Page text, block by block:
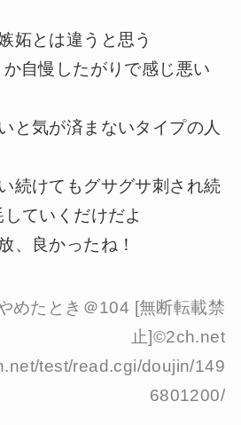
妬とは違うと思う
自慢したがりで感じ悪い
と気が済まないタイプの人
続けてもグサグサ刺され続
ていくだけだよ
、良かったね！
めたとき＠104 [無断転載禁
止]©2ch.net
test/read.cgi/doujin/149
6801200/